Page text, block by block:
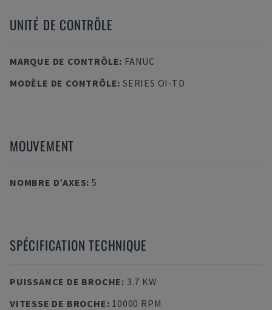
UNITÉ DE CONTRÔLE
MARQUE DE CONTRÔLE: FANUC
MODÈLE DE CONTRÔLE: SERIES OI-TD
MOUVEMENT
NOMBRE D’AXES: 5
SPÉCIFICATION TECHNIQUE
PUISSANCE DE BROCHE: 3.7 KW
VITESSE DE BROCHE: 10000 RPM